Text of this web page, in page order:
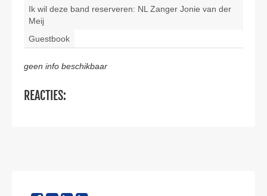
Ik wil deze band reserveren: NL Zanger Jonie van der
Meij
Guestbook
geen info beschikbaar
REACTIES: